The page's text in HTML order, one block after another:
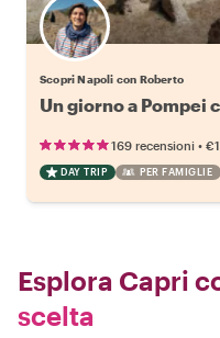
Scopri Napoli con Roberto
Un giorno a Pompei
169 recensioni •
DAY TRIP PER FAMIGLIE
Esplora Capri
scelta